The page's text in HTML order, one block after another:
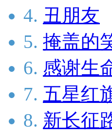
4. 丑朋友
5. 掩盖的
6. 感谢生
7. 五星红
8. 新长征